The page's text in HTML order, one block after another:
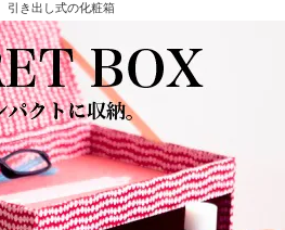
引き出し式の化粧箱